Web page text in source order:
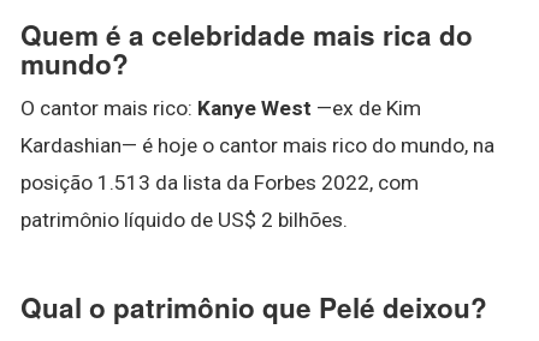
Quem é a celebridade mais rica do
mundo?
O cantor mais rico: Kanye West —ex de Kim
Kardashian— é hoje o cantor mais rico do mundo, na
posição 1.513 da lista da Forbes 2022, com
patrimônio líquido de US$ 2 bilhões.
Qual o patrimônio que Pelé deixou?